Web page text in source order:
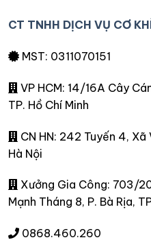
CT TNHH DỊCH VỤ CƠ
MST: 0311070151
VP HCM: 14/16A Cây
TP. Hồ Chí Minh
CN HN: 242 Tuyến 4, Xã
Hà Nội
Xưởng Gia Công: 703/
Mạnh Tháng 8, P. Bà Rịa,
0868.460.260